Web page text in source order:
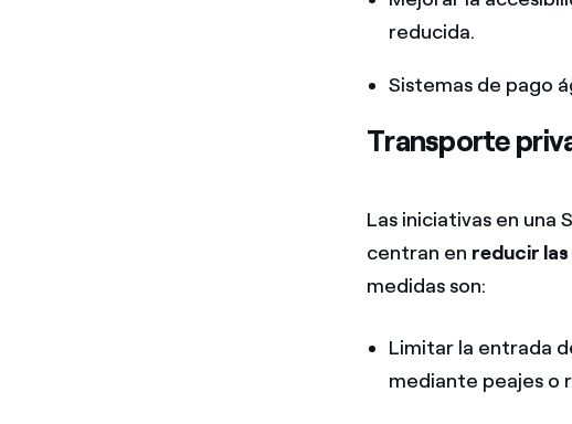
reducida.
Sistemas de pago
Transporte
Las iniciativas en una
centran en reducir las
medidas son:
Limitar la entrada
mediante peajes o